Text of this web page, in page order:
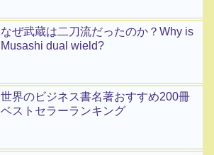
なぜ武蔵は二刀流だったのか？Why is
Musashi dual wield?
世界のビジネス書名著おすすめ200冊
ベストセラーランキング